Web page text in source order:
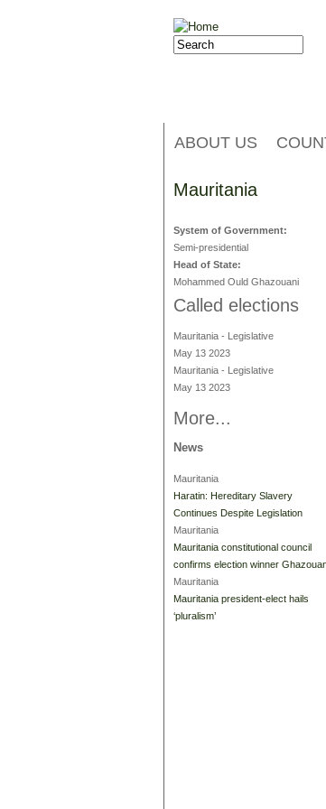
Search form
Search
ABOUT US
Mauritania
System of Government:
Semi-presidential
Head of State:
Mohammed Ould Ghazouani
Called elections
Mauritania - Legislative
May 13 2023
Mauritania - Legislative
May 13 2023
More...
News
Mauritania
Haratin: Hereditary Slavery
Continues Despite Legislation
Mauritania
Mauritania constitutional council
confirms election winner
Mauritania
Mauritania president-elect hails
‘pluralism’